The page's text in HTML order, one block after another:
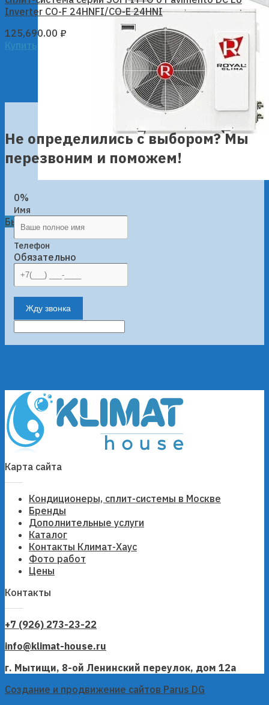
Быстрый просмотр
Inverter CO-F 24HNFI/CO-E 24HNI
125,690.00 ₽
Купить
Не определились с выбором? Мы
перезвоним и поможем!
0%
Имя
Телефон
Обязательно
Жду звонка
Карта сайта
Кондиционеры, сплит-системы в Москве
Бренды
Дополнительные услуги
Каталог
Контакты Климат-Хаус
Фото работ
Цены
Контакты
+7 (926) 273-23-22
info@klimat-house.ru
г. Мытищи, 8-ой Ленинский переулок, дом 12а
Создание и продвижение сайтов Parus DG